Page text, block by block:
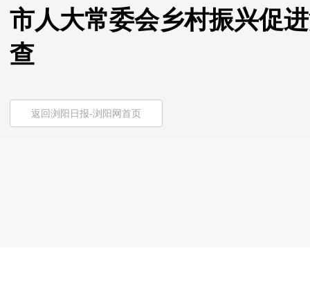
市人大常委会乡村振兴促
查
返回浏阳日报-浏阳网首页